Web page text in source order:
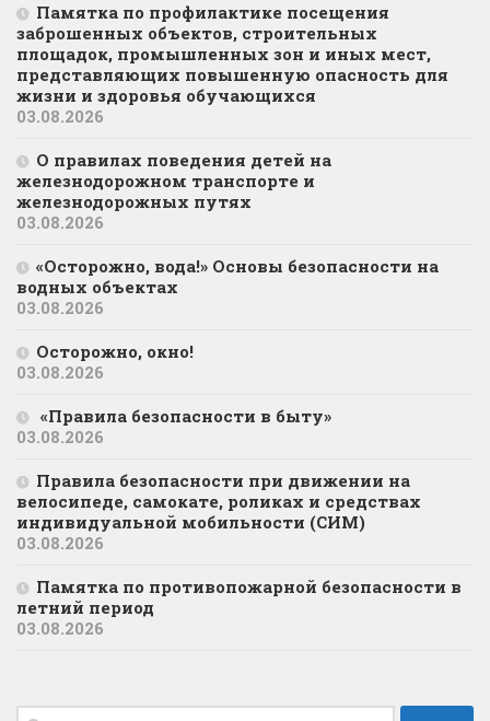
Памятка по профилактике посещения
заброшенных объектов, строительных
площадок, промышленных зон и иных мест,
представляющих повышенную опасность для
жизни и здоровья обучающихся
03.08.2026
О правилах поведения детей на
железнодорожном транспорте и
железнодорожных путях
03.08.2026
«Осторожно, вода!» Основы безопасности на
водных объектах
03.08.2026
Осторожно, окно!
03.08.2026
«Правила безопасности в быту»
03.08.2026
Правила безопасности при движении на
велосипеде, самокате, роликах и средствах
индивидуальной мобильности (СИМ)
03.08.2026
Памятка по противопожарной безопасности в
летний период
03.08.2026